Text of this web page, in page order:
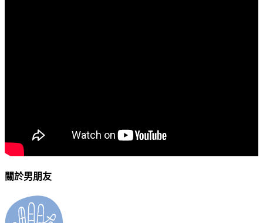
關於男朋友